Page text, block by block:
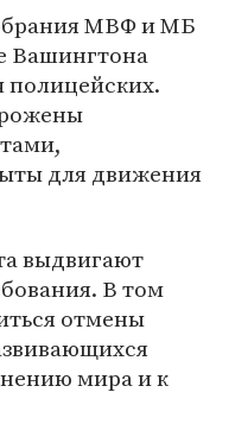
МВФ и МБ
Вашингтона
полицейских.
для движения
выдвигают
В том
отмены
мира и к